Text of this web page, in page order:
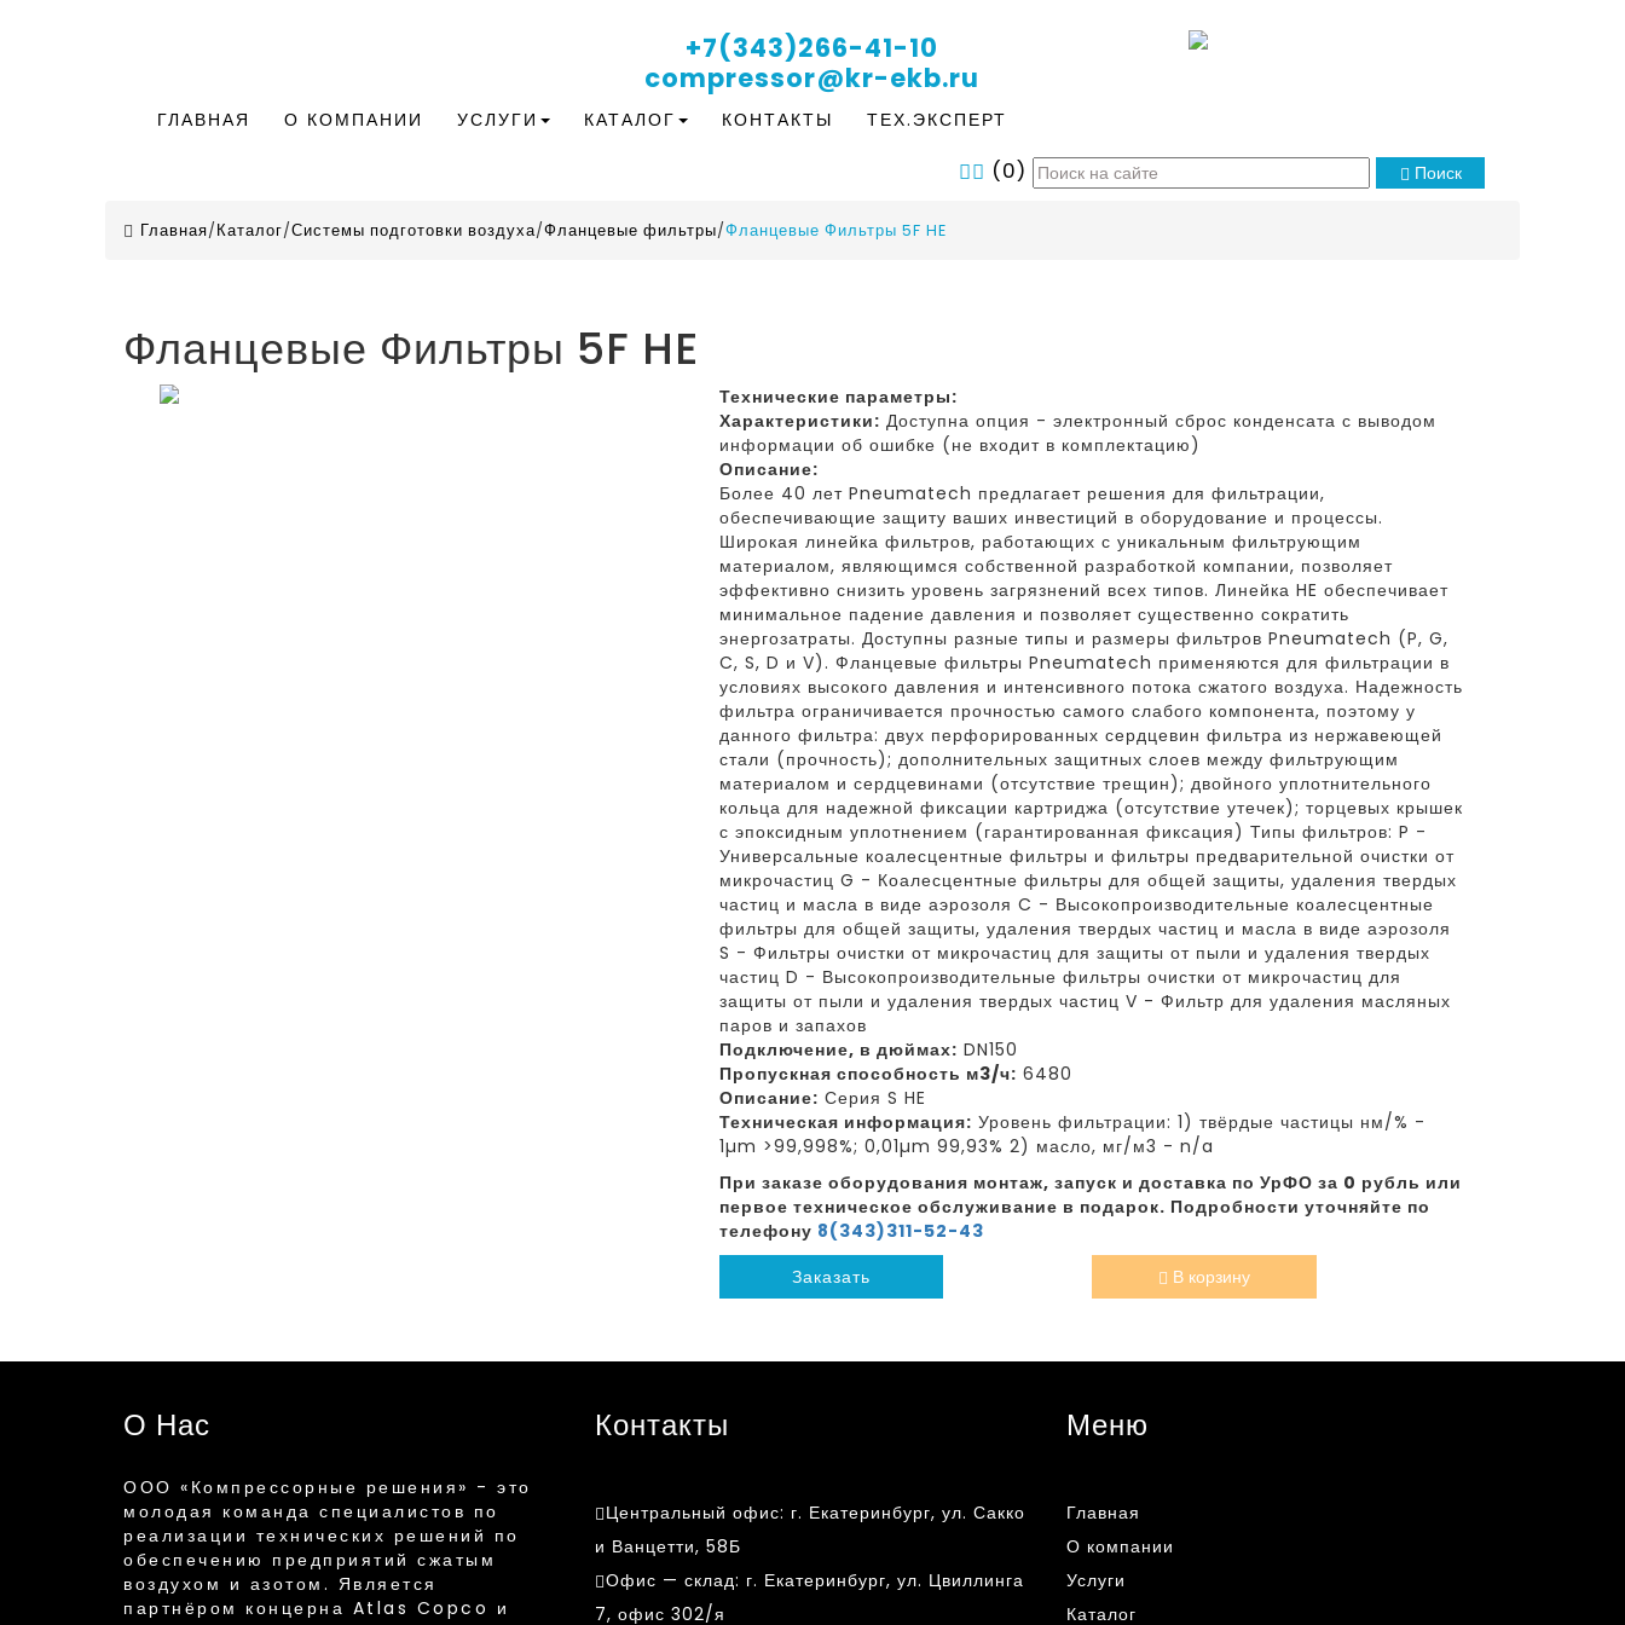
+7(343)266-41-10
compressor@kr-ekb.ru
ГЛАВНАЯ О КОМПАНИИ УСЛУГИ КАТАЛОГ КОНТАКТЫ ТЕХ.ЭКСПЕРТ
(0) Поиск
Главная/Каталог/Системы подготовки воздуха/Фланцевые фильтры/Фланцевые Фильтры 5F HE
Фланцевые Фильтры 5F HE
Технические параметры:
Характеристики: Доступна опция - электронный сброс конденсата с выводом
информации об ошибке (не входит в комплектацию)
Описание:
Более 40 лет Pneumatech предлагает решения для фильтрации,
обеспечивающие защиту ваших инвестиций в оборудование и процессы.
Широкая линейка фильтров, работающих с уникальным фильтрующим
материалом, являющимся собственной разработкой компании, позволяет
эффективно снизить уровень загрязнений всех типов. Линейка HE обеспечивает
минимальное падение давления и позволяет существенно сократить
энергозатраты. Доступны разные типы и размеры фильтров Pneumatech (P, G,
C, S, D и V). Фланцевые фильтры Pneumatech применяются для фильтрации в
условиях высокого давления и интенсивного потока сжатого воздуха. Надежность
фильтра ограничивается прочностью самого слабого компонента, поэтому у
данного фильтра: двух перфорированных сердцевин фильтра из нержавеющей
стали (прочность); дополнительных защитных слоев между фильтрующим
материалом и сердцевинами (отсутствие трещин); двойного уплотнительного
кольца для надежной фиксации картриджа (отсутствие утечек); торцевых крышек
с эпоксидным уплотнением (гарантированная фиксация) Типы фильтров: P -
Универсальные коалесцентные фильтры и фильтры предварительной очистки от
микрочастиц G - Коалесцентные фильтры для общей защиты, удаления твердых
частиц и масла в виде аэрозоля C - Высокопроизводительные коалесцентные
фильтры для общей защиты, удаления твердых частиц и масла в виде аэрозоля
S - Фильтры очистки от микрочастиц для защиты от пыли и удаления твердых
частиц D - Высокопроизводительные фильтры очистки от микрочастиц для
защиты от пыли и удаления твердых частиц V - Фильтр для удаления масляных
паров и запахов
Подключение, в дюймах: DN150
Пропускная способность м3/ч: 6480
Описание: Серия S HE
Техническая информация: Уровень фильтрации: 1) твёрдые частицы нм/% -
1µm >99,998%; 0,01µm 99,93% 2) масло, мг/м3 - n/a
При заказе оборудования монтаж, запуск и доставка по УрФО за 0 рубль или
первое техническое обслуживание в подарок. Подробности уточняйте по
телефону 8(343)311-52-43
Заказать
В корзину
О Нас
ООО «Компрессорные решения» - это
молодая команда специалистов по
реализации технических решений по
обеспечению предприятий сжатым
воздухом и азотом. Является
партнёром концерна Atlas Copco и
Контакты
Центральный офис: г. Екатеринбург, ул. Сакко
и Ванцетти, 58Б
Офис — склад: г. Екатеринбург, ул. Цвиллинга
7, офис 302/я
Меню
Главная
О компании
Услуги
Каталог